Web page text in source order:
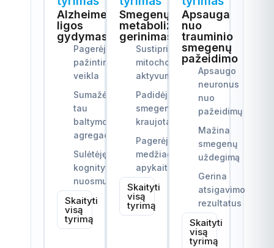
Alzheimerio
ligos
gydymas
Pagerėjusi
pažintinė
veikla
Sumažėjusi
tau
baltymo
agregacija
Sulėtėjęs
kognityvinis
nuosmukis
Skaityti
visą
tyrimą
Smegenų
metabolizmo
gerinimas
Sustiprintas
mitochondrijų
aktyvumas
Padidėjusi
smegenų
kraujotaka
Pagerėjusi
medžiagų
apykaita
Skaityti
visą
tyrimą
Apsauga
nuo
trauminio
smegenų
pažeidimo
Apsaugo
neuronus
nuo
pažeidimų
Mažina
smegenų
uždegimą
Gerina
atsigavimo
rezultatus
Skaityti
visą
tyrimą